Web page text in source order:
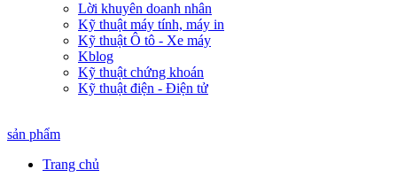
Lời khuyên doanh nhân
Kỹ thuật máy tính, máy in
Kỹ thuật Ô tô - Xe máy
Kblog
Kỹ thuật chứng khoán
Kỹ thuật điện - Điện tử
sản phẩm
Trang chủ